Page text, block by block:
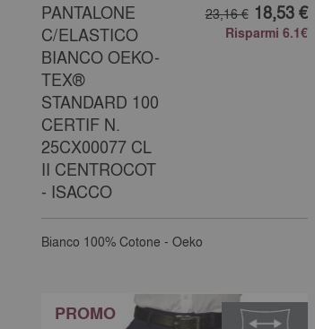
PANTALONE
C/ELASTICO
BIANCO OEKO-
TEX®
STANDARD 100
CERTIF N.
25CX00077 CL
II CENTROCOT
- ISACCO
23,16 € 18,53 €
Risparmi 6.1€
Bianco 100% Cotone - Oeko
PROMO